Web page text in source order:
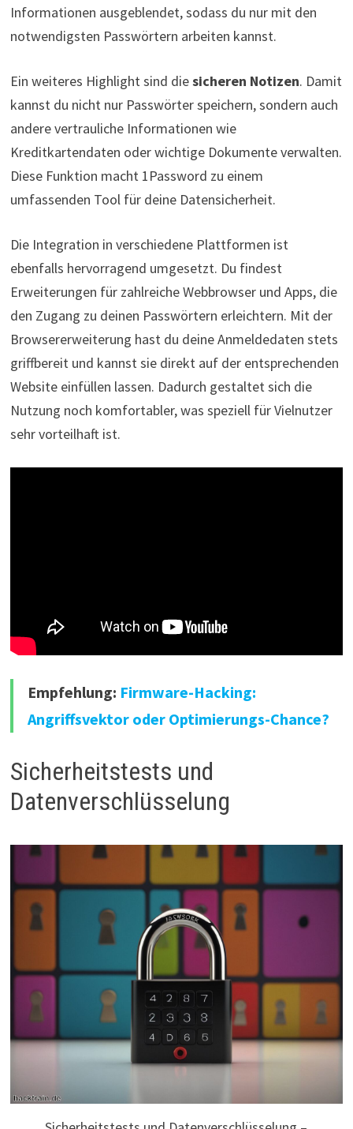
Informationen ausgeblendet, sodass du nur mit den
notwendigsten Passwörtern arbeiten kannst.
Ein weiteres Highlight sind diesicheren Notizen. Damit
kannst du nicht nur Passwörter speichern, sondern auch
andere vertrauliche Informationen wie
Kreditkartendaten oder wichtige Dokumente verwalten.
Diese Funktion macht 1Password zu einem
umfassenden Tool für deine Datensicherheit.
Die Integration in verschiedene Plattformen ist
ebenfalls hervorragend umgesetzt. Du findest
Erweiterungen für zahlreiche Webbrowser und Apps, die
den Zugang zu deinen Passwörtern erleichtern. Mit der
Browsererweiterung hast du deine Anmeldedaten stets
griffbereit und kannst sie direkt auf der entsprechenden
Website einfüllen lassen. Dadurch gestaltet sich die
Nutzung noch komfortabler, was speziell für Vielnutzer
sehr vorteilhaft ist.
Empfehlung: Firmware-Hacking:
Angriffsvektor oder Optimierungs-Chance?
Sicherheitstests und
Datenverschlüsselung